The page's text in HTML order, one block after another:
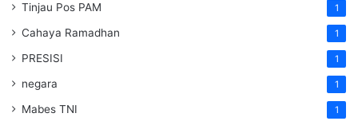
Tinjau Pos PAM 1
Cahaya Ramadhan 1
PRESISI 1
negara 1
Mabes TNI 1